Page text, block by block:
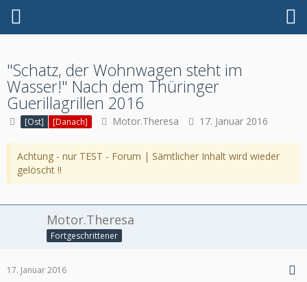
"Schatz, der Wohnwagen steht im
Wasser!" Nach dem Thüringer
Guerillagrillen 2016
[Ost] [Danach] Motor.Theresa 17. Januar 2016
Achtung - nur TEST - Forum | Sämtlicher Inhalt wird wieder
gelöscht !!
Motor.Theresa
Fortgeschrittener
17. Januar 2016